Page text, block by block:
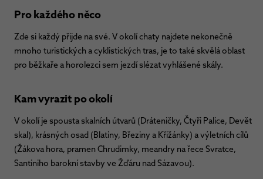
Pro každého něco
Zde si každý přijde na své. V okolí chaty najdete nekonečně
mnoho turistických a cyklistických tras, je to také skvělá oblast
pro běžkaře a horolezci sem jezdí slézat vyhlášené skály.
Kam vyrazit po okolí
V okolí je spousta skalních útvarů (Dráteničky, Čtyři Palice, Devět
skal), krásných osad (Blatiny, Březiny a Křižánky) a výletních cílů
(Žákova hora, pramen Chrudimky, meandry na řece Svratce,
Santiniho barokní stavby ve Žďáru nad Sázavou).